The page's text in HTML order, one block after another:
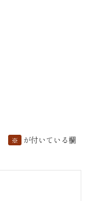
※
が付いている欄